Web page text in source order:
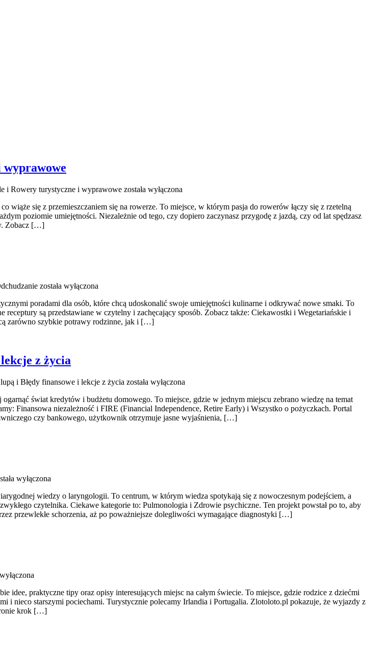
i Rowery turystyczne i wyprawowe została wyłączona
się z przemieszczaniem się na rowerze. To miejsce, w którym pasja do rowerów łączy się z rzetelną
poziomie umiejętności. Niezależnie od tego, czy dopiero zaczynasz przygodę z jazdą, czy od lat spędzasz
Zobacz […]
została wyłączona
poradami dla osób, które chcą udoskonalić swoje umiejętności kulinarne i odkrywać nowe smaki. To
są przedstawiane w czytelny i zachęcający sposób. Zobacz także: Ciekawostki i Wegetariańskie i
zarówno szybkie potrawy rodzinne, jak i […]
z życia
i Błędy finansowe i lekcje z życia została wyłączona
świat kredytów i budżetu domowego. To miejsce, gdzie w jednym miejscu zebrano wiedzę na temat
Finansowa niezależność i FIRE (Financial Independence, Retire Early) i Wszystko o pożyczkach. Portal
czy bankowego, użytkownik otrzymuje jasne wyjaśnienia, […]
wyłączona
wiedzy o laryngologii. To centrum, w którym wiedza spotykają się z nowoczesnym podejściem, a
czytelnika. Ciekawe kategorie to: Pulmonologia i Zdrowie psychiczne. Ten projekt powstał po to, aby
przewlekłe schorzenia, aż po poważniejsze dolegliwości wymagające diagnostyki […]
praktyczne tipy oraz opisy interesujących miejsc na całym świecie. To miejsce, gdzie rodzice z dziećmi
i nieco starszymi pociechami. Turystycznie polecamy Irlandia i Portugalia. Zlotoloto.pl pokazuje, że wyjazdy z
krok […]